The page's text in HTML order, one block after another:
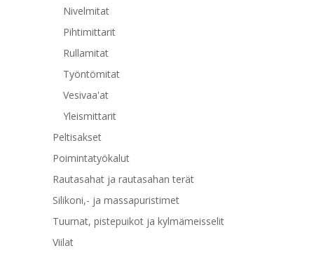
Nivelmitat
Pihtimittarit
Rullamitat
Työntömitat
Vesivaa'at
Yleismittarit
Peltisakset
Poimintatyökalut
Rautasahat ja rautasahan terät
Silikoni,- ja massapuristimet
Tuurnat, pistepuikot ja kylmämeisselit
Viilat